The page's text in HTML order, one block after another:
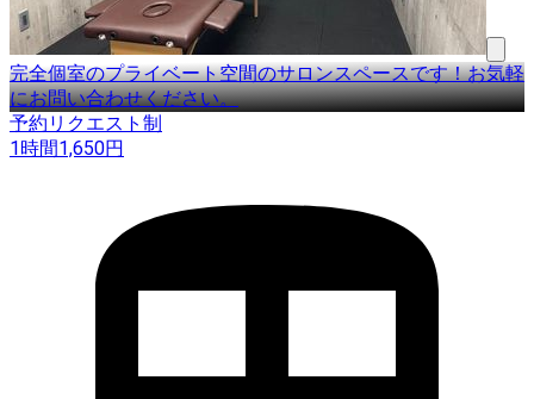
完全個室のプライベート空間のサロンスペースです！お気軽
にお問い合わせください。
予約リクエスト制
1時間1,650円